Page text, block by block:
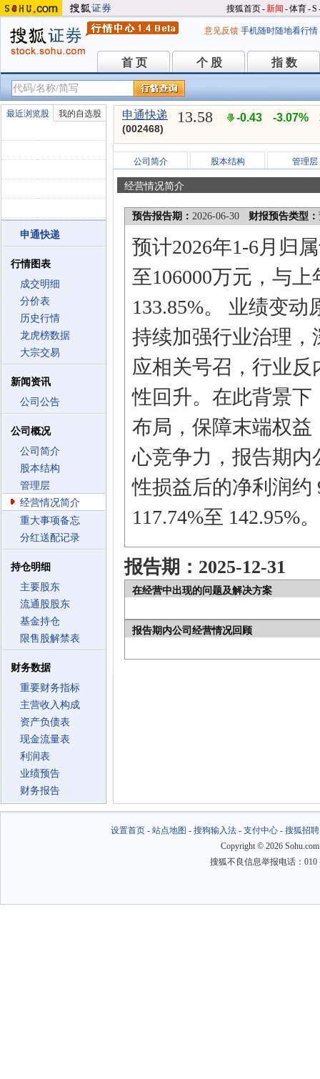
搜狐首页-新闻 -体育-S
意见反馈 手机随时随地看行情
首 页
首 页 个 股
个 股 指 数
指 数
最近浏览股 我的自选股
申通快递
行情图表
成交明细
分价表
历史行情
龙虎榜数据
大宗交易
新闻资讯
公司公告
公司概况
公司简介
股本结构
管理层
经营情况简介
重大事项备忘
分红送配记录
持仓明细
主要股东
流通股股东
基金持仓
限售股解禁表
财务数据
重要财务指标
主营收入构成
资产负债表
现金流量表
利润表
业绩预告
财务报告
申通快递
(002468)
13.58 -0.43 -3.07%
公司简介 股本结构 管理层
经营情况简介
预告报告期： 2026-06-30 财报预告类型：
预计2026年1-6月归
至106000万元，与
133.85%。 业绩变
持续加强行业治理，
应相关号召，行业
性回升。在此背景
布局，保障末端权
心竞争力，报告期
性损益后的净利润约
117.74%至 142.95%。
报告期：2025-12-31
在经营中出现的问题及解决方案
报告期内公司经营情况回顾
设置首页- 站点地图 - 搜狗输入法- 支付中心- 搜狐招聘
Copyright © 2026
搜狐不良信息举报电话：010